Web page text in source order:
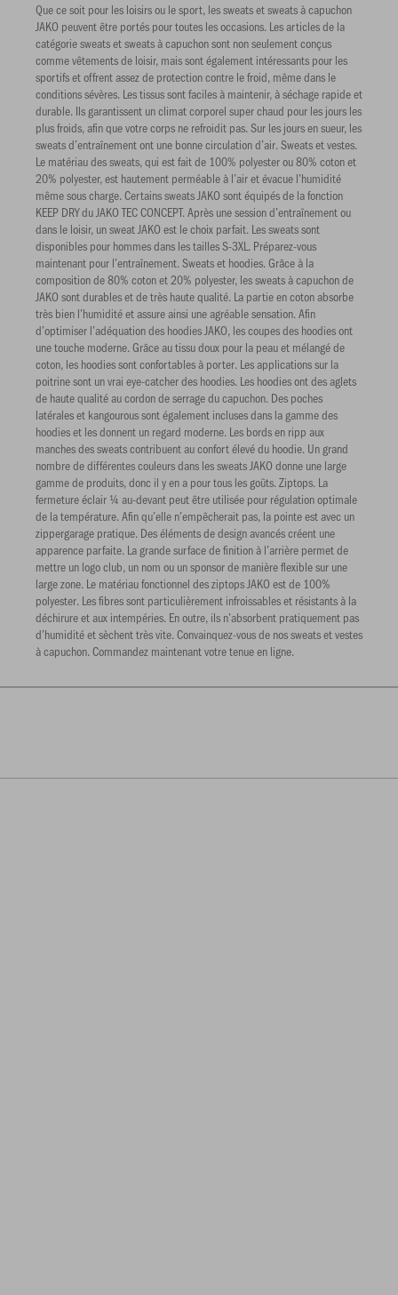
Que ce soit pour les loisirs ou le sport, les sweats et sweats à capuchon
JAKO peuvent être portés pour toutes les occasions. Les articles de la
catégorie sweats et sweats à capuchon sont non seulement conçus
comme vêtements de loisir, mais sont également intéressants pour les
sportifs et offrent assez de protection contre le froid, même dans le
conditions sévères. Les tissus sont faciles à maintenir, à séchage rapide et
durable. Ils garantissent un climat corporel super chaud pour les jours les
plus froids, afin que votre corps ne refroidit pas. Sur les jours en sueur, les
sweats d’entraînement ont une bonne circulation d’air. Sweats et vestes.
Le matériau des sweats, qui est fait de 100% polyester ou 80% coton et
20% polyester, est hautement perméable à l’air et évacue l’humidité
même sous charge. Certains sweats JAKO sont équipés de la fonction
KEEP DRY du JAKO TEC CONCEPT. Après une session d’entraînement ou
dans le loisir, un sweat JAKO est le choix parfait. Les sweats sont
disponibles pour hommes dans les tailles S-3XL. Préparez-vous
maintenant pour l’entraînement. Sweats et hoodies. Grâce à la
composition de 80% coton et 20% polyester, les sweats à capuchon de
JAKO sont durables et de très haute qualité. La partie en coton absorbe
très bien l’humidité et assure ainsi une agréable sensation. Afin
d’optimiser l’adéquation des hoodies JAKO, les coupes des hoodies ont
une touche moderne. Grâce au tissu doux pour la peau et mélangé de
coton, les hoodies sont confortables à porter. Les applications sur la
poitrine sont un vrai eye-catcher des hoodies. Les hoodies ont des aglets
de haute qualité au cordon de serrage du capuchon. Des poches
latérales et kangourous sont également incluses dans la gamme des
hoodies et les donnent un regard moderne. Les bords en ripp aux
manches des sweats contribuent au confort élevé du hoodie. Un grand
nombre de différentes couleurs dans les sweats JAKO donne une large
gamme de produits, donc il y en a pour tous les goûts. Ziptops. La
fermeture éclair ¼ au-devant peut être utilisée pour régulation optimale
de la température. Afin qu’elle n’empêcherait pas, la pointe est avec un
zippergarage pratique. Des éléments de design avancés créent une
apparence parfaite. La grande surface de finition à l’arrière permet de
mettre un logo club, un nom ou un sponsor de manière flexible sur une
large zone. Le matériau fonctionnel des ziptops JAKO est de 100%
polyester. Les fibres sont particulièrement infroissables et résistants à la
déchirure et aux intempéries. En outre, ils n’absorbent pratiquement pas
d’humidité et sèchent très vite. Convainquez-vous de nos sweats et vestes
à capuchon. Commandez maintenant votre tenue en ligne.